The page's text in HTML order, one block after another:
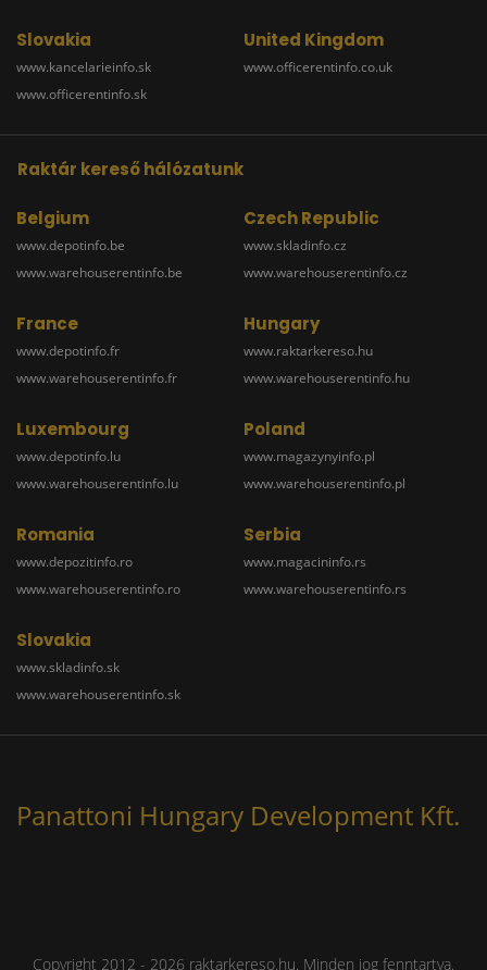
Slovakia
www.kancelarieinfo.sk
www.officerentinfo.sk
United Kingdom
www.officerentinfo.co.uk
Raktár kereső hálózatunk
Belgium
www.depotinfo.be
www.warehouserentinfo.be
Czech Republic
www.skladinfo.cz
www.warehouserentinfo.cz
France
www.depotinfo.fr
www.warehouserentinfo.fr
Hungary
www.raktarkereso.hu
www.warehouserentinfo.hu
Luxembourg
www.depotinfo.lu
www.warehouserentinfo.lu
Poland
www.magazynyinfo.pl
www.warehouserentinfo.pl
Romania
www.depozitinfo.ro
www.warehouserentinfo.ro
Serbia
www.magacininfo.rs
www.warehouserentinfo.rs
Slovakia
www.skladinfo.sk
www.warehouserentinfo.sk
Panattoni Hungary Development Kft.
Copyright 2012 - 2026 raktarkereso.hu. Minden jog fenntartva.